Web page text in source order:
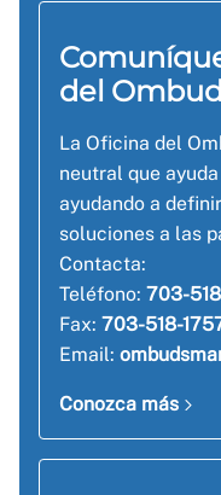
del
La Oficina del
neutral que
ayudando a
soluciones a las
Contacta:
Teléfono: 703-
Fax: 703-518-
Email:
Conozca más